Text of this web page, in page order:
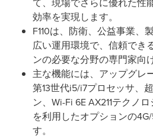
効率を実現します。
F110は、防衛、公益事業、
広い運用環境で、信頼でき
ンの必要な分野の専門家向
主な機能には、アップグレ
第13世代i5/i7プロセッサ、
ン、Wi-Fi 6E AX211テクノ
を利用したオプションの
す。